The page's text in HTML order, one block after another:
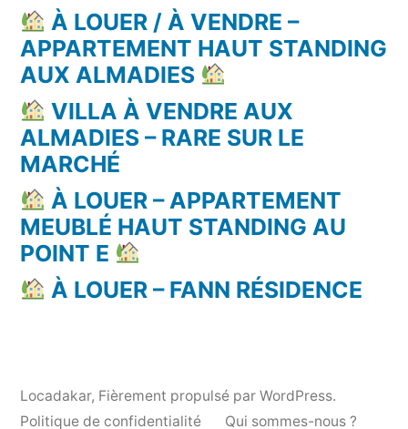
À LOUER / À VENDRE –
APPARTEMENT HAUT STANDING
AUX ALMADIES
VILLA À VENDRE AUX
ALMADIES – RARE SUR LE
MARCHÉ
À LOUER – APPARTEMENT
MEUBLÉ HAUT STANDING AU
POINT E
À LOUER – FANN RÉSIDENCE
Locadakar, Fièrement propulsé par WordPress.
Politique de confidentialité
Qui sommes-nous ?